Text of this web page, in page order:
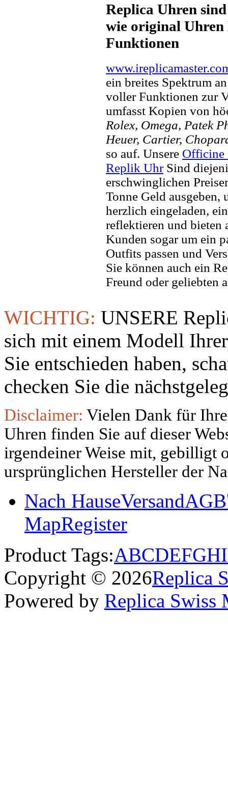
Replica Uhren
wie original Uhren
Funktionen
ein breites Spektrum
voller Funktionen zur
umfasst Kopien von
Rolex, Omega, Patek
Heuer, Cartier,
so auf. Unsere Officine
Replik UhrSind
erschwinglichen
Tonne Geld
herzlich eingeladen,
reflektieren und bieten
Kunden sogar um ein
Outfits passen und
Sie können auch ein
Freund oder geliebten
WICHTIG: UNSERE
sich mit einem Modell
Sie entschieden haben,
checken Sie die
Disclaimer: Vielen Dank für
Uhren finden Sie auf dieser
irgendeiner Weise mit, gebilligt
ursprünglichen Hersteller der
Nach HauseVersand
MapRegister
Product Tags:ABCDEFGHI
Copyright © 2026Replica
Powered by Replica Swiss